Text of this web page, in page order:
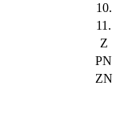
10.
11.
Z
PN
ZN